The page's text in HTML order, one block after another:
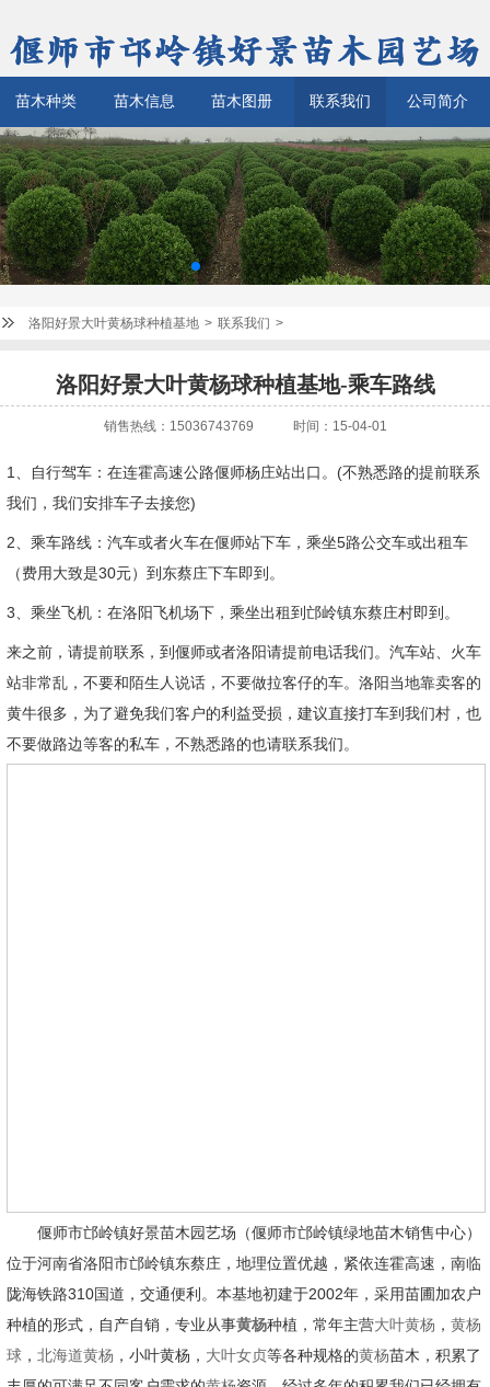
苗木种类 苗木信息 苗木图册 联系我们 公司简介
洛阳好景大叶黄杨球种植基地 > 联系我们 >
洛阳好景大叶黄杨球种植基地-乘车路线
销售热线：15036743769 时间：15-04-01
1、自行驾车：在连霍高速公路偃师杨庄站出口。(不熟悉路的提前联系
我们，我们安排车子去接您)
2、乘车路线：汽车或者火车在偃师站下车，乘坐5路公交车或出租车
（费用大致是30元）到东蔡庄下车即到。
3、乘坐飞机：在洛阳飞机场下，乘坐出租到邙岭镇东蔡庄村即到。
来之前，请提前联系，到偃师或者洛阳请提前电话我们。汽车站、火车
站非常乱，不要和陌生人说话，不要做拉客仔的车。洛阳当地靠卖客的
黄牛很多，为了避免我们客户的利益受损，建议直接打车到我们村，也
不要做路边等客的私车，不熟悉路的也请联系我们。
偃师市邙岭镇好景苗木园艺场（偃师市邙岭镇绿地苗木销售中心）
位于河南省洛阳市邙岭镇东蔡庄，地理位置优越，紧依连霍高速，南临
陇海铁路310国道，交通便利。本基地初建于2002年，采用苗圃加农户
种植的形式，自产自销，专业从事黄杨种植，常年主营大叶黄杨 ， 黄杨
球， 北海道黄杨 ，小叶黄杨， 大叶女贞等各种规格的黄杨苗木，积累了